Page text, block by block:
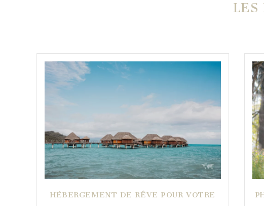
LES
HÉBERGEMENT DE RÊVE POUR VOTRE